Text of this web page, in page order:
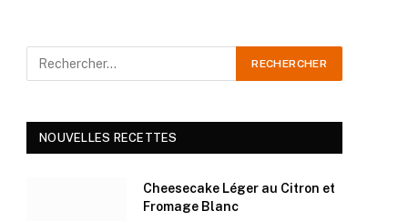
NOUVELLES RECETTES
Cheesecake Léger au Citron et
Fromage Blanc